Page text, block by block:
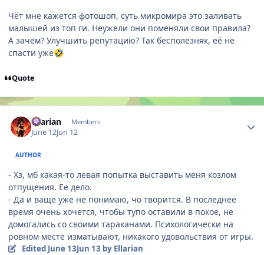
Чёт мне кажется фотошоп, суть микромира это заливать
малышей из топ ги. Неужели они поменяли свои правила?
А зачем? Улучшить репутацию? Так бесполезняк, её не
спасти уже🤣
Quote
Ellarian Members
June 12Jun 12
AUTHOR
- Хз, мб какая-то левая попытка выставить меня козлом
отпущения. Ее дело.
- Да и ваще уже не понимаю, чо творится. В последнее
время очень хочется, чтобы тупо оставили в покое, не
домогались со своими тараканами. Психологически на
ровном месте изматывают, никакого удовольствия от игры.
Edited June 13Jun 13 by Ellarian